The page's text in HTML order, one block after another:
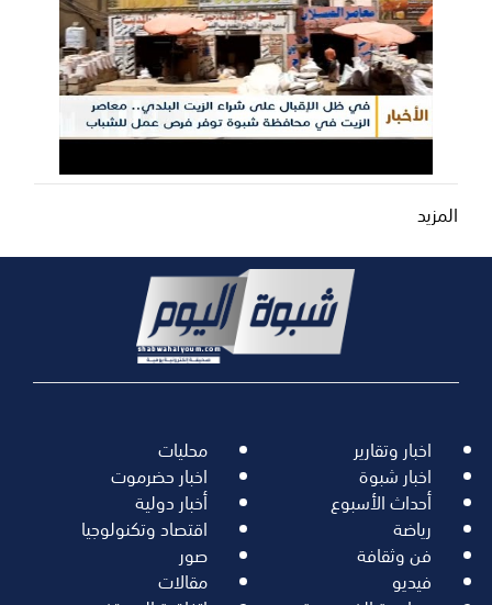
المزيد
اخبار وتقارير محليات
اخبار شبوة اخبار حضرموت
أحداث الأسبوع أخبار دولية
رياضة اقتصاد وتكنولوجيا
فن وثقافة صور
فيديو مقالات